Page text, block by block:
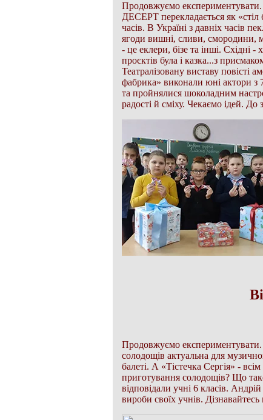
Продовжуємо експериментувати.
ДЕСЕРТ перекладається як «стіл
часів. В Україні з давніх часів
ягоди вишні, сливи, смородини,
- це еклери, бізе та інші. Східні
проєктів була і казка...з
Театралізовану виставу повісті
фабрика» виконали юні актори з
та пройнялися шоколадним
радості й сміху. Чекаємо ідей.
Продовжуємо експериментувати.
солодощів актуальна для
балеті. А «Тістечка Сергія» -
приготування солодощів? Що
відповідали учні 6 класів.
вироби своїх учнів.